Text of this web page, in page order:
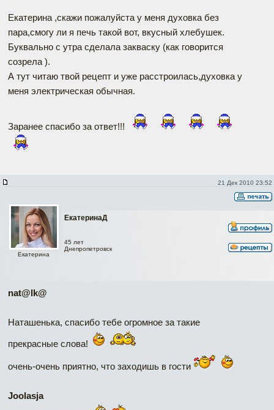
Екатерина ,скажи пожалуйста у меня духовка без
пара,смогу ли я печь такой вот, вкусный хлебушек.
Буквально с утра сделала закваску (как говорится
созрела ).
А тут читаю твой рецепт и уже расстроилась,духовка у
меня электрическая обычная.
Заранее спасибо за ответ!!!
21 Дек 2010 23:52
ЕкатеринаД
Екатерина
45 лет
Днепропетровск
nat@lk@
Наташенька, спасибо тебе огромное за такие
прекрасные слова!
очень-очень приятно, что заходишь в гости
Joolasja